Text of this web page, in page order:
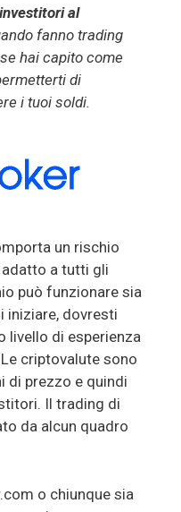
al
fanno trading
hai capito come
di
i tuoi soldi.
un rischio
a tutti gli
può funzionare sia
iniziare, dovresti
livello di esperienza
criptovalute sono
di prezzo e quindi
Il trading di
da alcun quadro
o chiunque sia